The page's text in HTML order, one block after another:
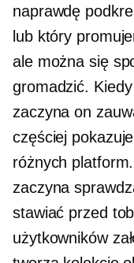
naprawdę
lub który
ale można się
gromadzić.
zaczyna on
częściej
różnych
zaczyna
stawiać przed
użytkowników